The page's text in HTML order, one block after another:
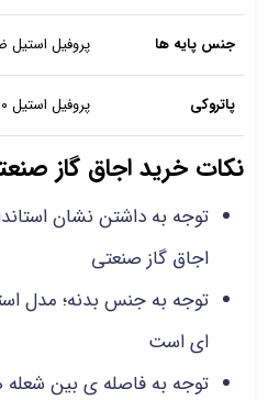
جنس پایه ها پروفیل
پاتروکی پروفیل استیل ۲۰×۲۰ سانتی متر
نکات خرید اجاق گاز
توجه به داشتن نشان
اجاق گاز صنعتی
توجه به جنس بدنه؛ مدل
ای است
توجه به فاصله ی بین شعله